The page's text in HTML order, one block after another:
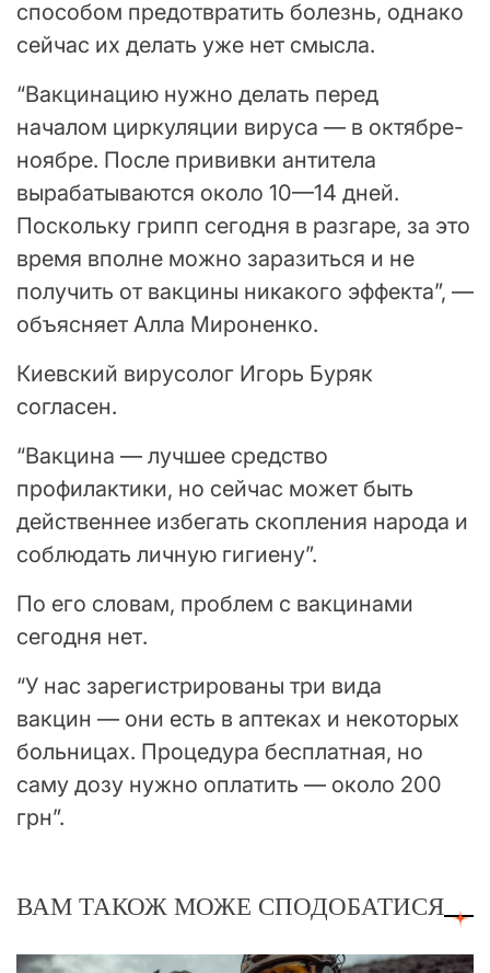
способом предотвратить болезнь, однако
сейчас их делать уже нет смысла.
“Вакцинацию нужно делать перед
началом циркуляции вируса — в октябре-
ноябре. После прививки антитела
вырабатываются около 10—14 дней.
Поскольку грипп сегодня в разгаре, за это
время вполне можно заразиться и не
получить от вакцины никакого эффекта”, —
объясняет Алла Мироненко.
Киевский вирусолог Игорь Буряк
согласен.
“Вакцина — лучшее средство
профилактики, но сейчас может быть
действеннее избегать скопления народа и
соблюдать личную гигиену”.
По его словам, проблем с вакцинами
сегодня нет.
“У нас зарегистрированы три вида
вакцин — они есть в аптеках и некоторых
больницах. Процедура бесплатная, но
саму дозу нужно оплатить — около 200
грн”.
ВАМ ТАКОЖ МОЖЕ СПОДОБАТИСЯ